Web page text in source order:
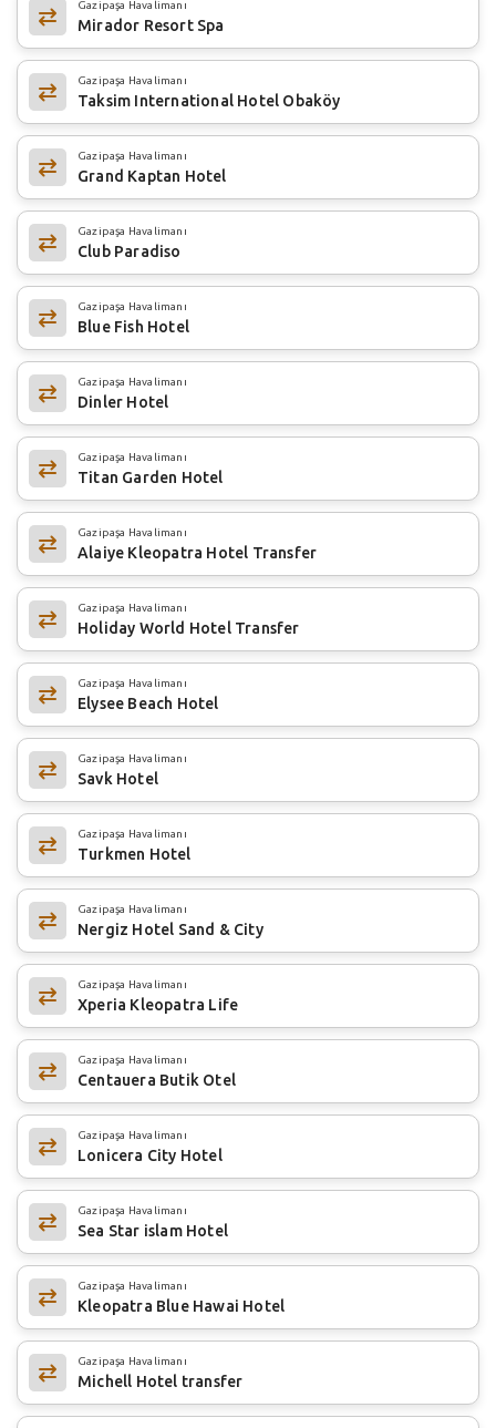
Gazipaşa Havalimanı
Mirador Resort Spa
Gazipaşa Havalimanı
Taksim International Hotel Obaköy
Gazipaşa Havalimanı
Grand Kaptan Hotel
Gazipaşa Havalimanı
Club Paradiso
Gazipaşa Havalimanı
Blue Fish Hotel
Gazipaşa Havalimanı
Dinler Hotel
Gazipaşa Havalimanı
Titan Garden Hotel
Gazipaşa Havalimanı
Alaiye Kleopatra Hotel Transfer
Gazipaşa Havalimanı
Holiday World Hotel Transfer
Gazipaşa Havalimanı
Elysee Beach Hotel
Gazipaşa Havalimanı
Savk Hotel
Gazipaşa Havalimanı
Turkmen Hotel
Gazipaşa Havalimanı
Nergiz Hotel Sand & City
Gazipaşa Havalimanı
Xperia Kleopatra Life
Gazipaşa Havalimanı
Centauera Butik Otel
Gazipaşa Havalimanı
Lonicera City Hotel
Gazipaşa Havalimanı
Sea Star islam Hotel
Gazipaşa Havalimanı
Kleopatra Blue Hawai Hotel
Gazipaşa Havalimanı
Michell Hotel transfer